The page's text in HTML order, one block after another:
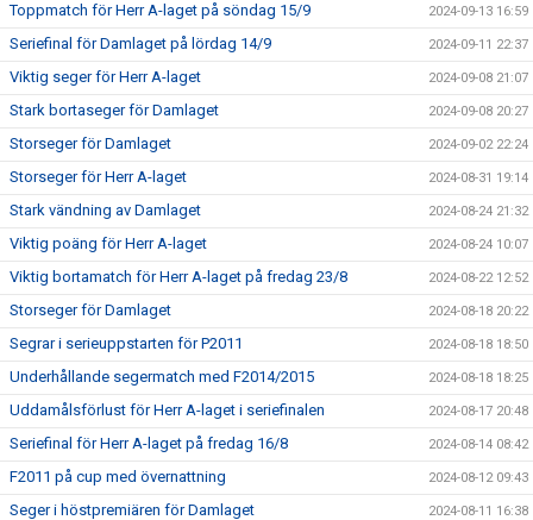
Toppmatch för Herr A-laget på söndag 15/9 2024-09-13 16:59
Seriefinal för Damlaget på lördag 14/9 2024-09-11 22:37
Viktig seger för Herr A-laget 2024-09-08 21:07
Stark bortaseger för Damlaget 2024-09-08 20:27
Storseger för Damlaget 2024-09-02 22:24
Storseger för Herr A-laget 2024-08-31 19:14
Stark vändning av Damlaget 2024-08-24 21:32
Viktig poäng för Herr A-laget 2024-08-24 10:07
Viktig bortamatch för Herr A-laget på fredag 23/8 2024-08-22 12:52
Storseger för Damlaget 2024-08-18 20:22
Segrar i serieuppstarten för P2011 2024-08-18 18:50
Underhållande segermatch med F2014/2015 2024-08-18 18:25
Uddamålsförlust för Herr A-laget i seriefinalen 2024-08-17 20:48
Seriefinal för Herr A-laget på fredag 16/8 2024-08-14 08:42
F2011 på cup med övernattning 2024-08-12 09:43
Seger i höstpremiären för Damlaget 2024-08-11 16:38